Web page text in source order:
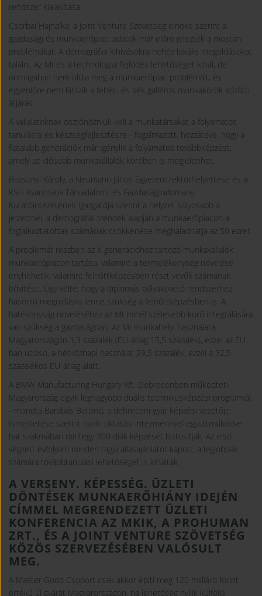
rendszer kialakítása
Csorbai Hajnalka, a Joint Venture Szövetség elnöke szerint a
gazdasági és munkaerőpiaci adatok már előre jelezték a mostani
problémákat. A demográfiai kihívásokra nehéz lokális megoldásokat
találni. Az MI és a technológiai fejlődés lehetőséget kínál, de
önmagában nem oldja meg a munkaerőpiac problémáit, és
egyenlőre nem látszik a fehér- és kék galléros munkakörök közötti
átjárás.
A vállalatoknak ösztönözniük kell a munkatársakat a folyamatos
tanulásra és készségfejlesztésre - fogalmazott, hozzátéve, hogy a
fiatalabb generációk már igénylik a folyamatos továbbképzést,
amely az idősebb munkavállalók körében is megjelenhet.
Bozsonyi Károly, a Neumann János Egyetem rektorhelyettese és a
KSH Kvantitatív Társadalom- és Gazdaságtudományi
Kutatóintézetének igazgatója szerint a helyzet súlyosabb a
jelzettnél, a demográfiai trendek alapján a munkaerőpiacon a
foglalkoztatottak számának csökkenése meghaladhatja az 50 ezret.
A problémát részben az X generációhoz tartozó munkavállalók
munkaerőpiacon tartása, valamint a termelékenység növelése
enyhíthetik, valamint felnőttképzésben részt vevők számának
bővítése. Úgy vélte, hogy a diplomás pályakövető rendszerhez
hasonló megoldásra lenne szükség a felnőttképzésben is. A
hatékonyság növeléséhez az MI minél szélesebb körű integrálására
van szükség a gazdaságban. Az MI munkahelyi használata
Magyarországon 1,3 százalék (EU-átlag 15,5 százalék), ezzel az EU-
ban utolsó, a hétköznapi használat 29,5 százalék, ezzel a 32,5
százalékos EU-átlag alatt.
A BMW Manufacturing Hungary Kft. Debrecenben működteti
Magyarország egyik legnagyobb duális technikusképzési programját
- mondta Barabás Botond, a debreceni gyár képzési vezetője.
Ismertetése szerint nyolc oktatási intézménnyel együttműködve
hat szakmában mintegy 300 diák képzését biztosítják. Az első
végzett évfolyam minden tagja állásajánlatot kapott, a legjobbak
számára továbbtanulási lehetőséget is kínáltak.
A VERSENY. KÉPESSÉG. ÜZLETI
DÖNTÉSEK MUNKAERŐHIÁNY IDEJÉN
CÍMMEL MEGRENDEZETT ÜZLETI
KONFERENCIA AZ MKIK, A PROHUMAN
ZRT., ÉS A JOINT VENTURE SZÖVETSÉG
KÖZÖS SZERVEZÉSÉBEN VALÓSULT
MEG.
A Master Good Csoport csak akkor építi meg 120 milliárd forint
értékű új gyárát Magyarországon, ha lehetőség nyílik külföldi